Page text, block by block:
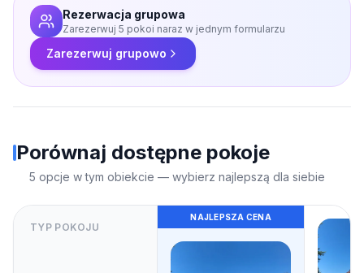
Rezerwacja grupowa
Zarezerwuj 5 pokoi naraz w jednym formularzu
Zarezerwuj grupowo
Porównaj dostępne pokoje
5 opcje w tym obiekcie — wybierz najlepszą dla siebie
TYP POKOJU
NAJLEPSZA CENA